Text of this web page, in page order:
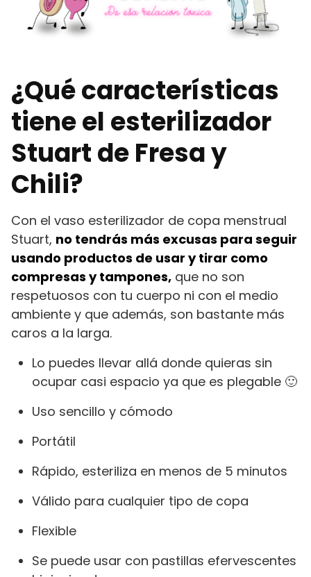
¿Qué características
tiene el esterilizador
Stuart de Fresa y
Chili?
Con el vaso esterilizador de copa menstrual
Stuart, no tendrás más excusas para seguir
usando productos de usar y tirar como
compresas y tampones, que no son
respetuosos con tu cuerpo ni con el medio
ambiente y que además, son bastante más
caros a la larga.
Lo puedes llevar allá donde quieras sin
ocupar casi espacio ya que es plegable 🙂
Uso sencillo y cómodo
Portátil
Rápido, esteriliza en menos de 5 minutos
Válido para cualquier tipo de copa
Flexible
Se puede usar con pastillas efervescentes